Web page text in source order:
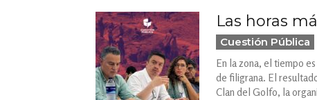
Las horas
Cuestión Pública
En la zona, el tiempo
de filigrana. El
Clan del Golfo, la